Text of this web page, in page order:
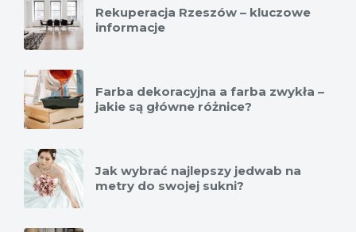
Rekuperacja Rzeszów – kluczowe
informacje
Farba dekoracyjna a farba zwykła –
jakie są główne różnice?
Jak wybrać najlepszy jedwab na
metry do swojej sukni?